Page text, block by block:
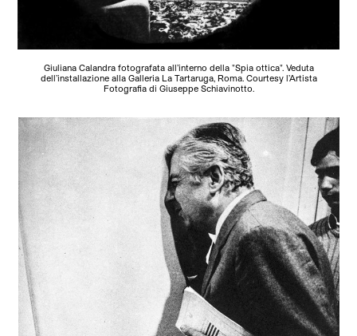
Giuliana Calandra fotografata all’interno della "Spia ottica". Veduta
dell’installazione alla Galleria La Tartaruga, Roma. Courtesy l’Artista
Fotografia di Giuseppe Schiavinotto.